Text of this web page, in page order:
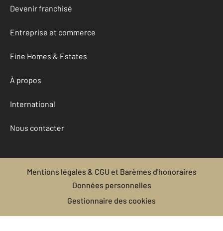
Devenir franchisé
Entreprise et commerce
Fine Homes & Estates
À propos
International
Nous contacter
Mentions légales & CGU et Barèmes d'honoraires
Données personnelles
Gestionnaire des cookies